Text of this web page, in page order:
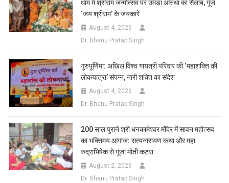
धाम में श्रीराम जन्मोत्सव पर उमड़ा आस्था का सैलाब, गूंजे
‘जय श्रीराम’ के जयकारे
August 4, 2026
Dr. Bhanu Pratap Singh
गुरुपूर्णिमा: अखिल विश्व गायत्री परिवार की ‘महाशक्ति की
लोकयात्रा’ संपन्न, नारी शक्ति का संदेश
August 4, 2026
Dr. Bhanu Pratap Singh
200 साल पुराने श्री धनकामेश्वर मंदिर में सावन महोत्सव
का भक्तिमय आगाज: सत्यनारायण कथा और महा
रुद्राभिषेक से गूंजा मोती कटरा
August 2, 2026
Dr. Bhanu Pratap Singh